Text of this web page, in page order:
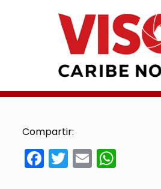
Compartir:
Facebook
Twitter
Email